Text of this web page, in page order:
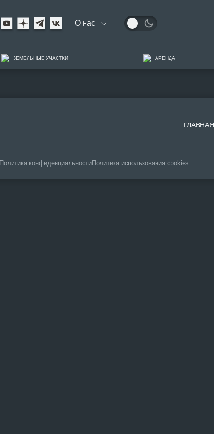
О нас
ЗЕМЕЛЬНЫЕ УЧАСТКИ АРЕНДА
ГЛАВНАЯ
Политика конфиденциальностиПолитика использования cookies